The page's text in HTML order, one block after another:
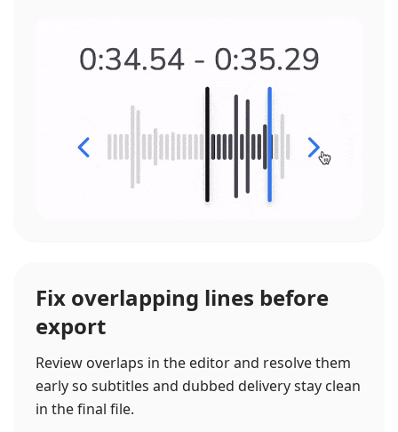
Fix overlapping lines before
export
Review overlaps in the editor and resolve them
early so subtitles and dubbed delivery stay clean
in the final file.